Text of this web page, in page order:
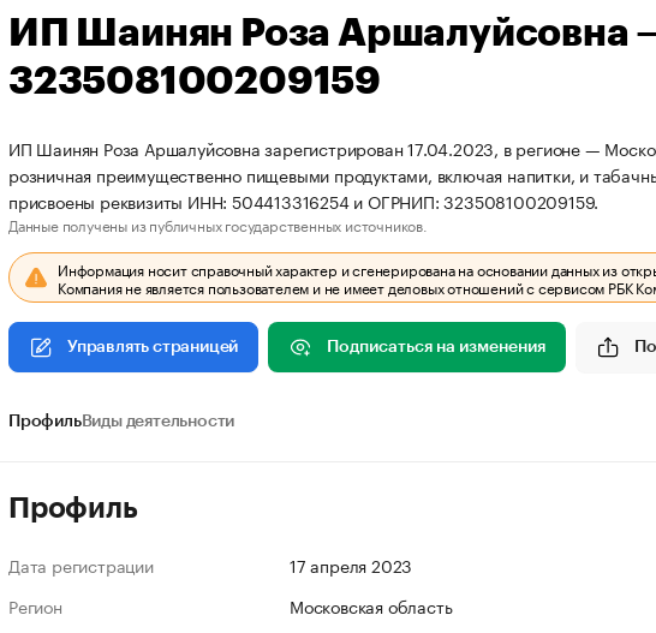
ИП Шаинян Роза
323508100209159
ИП Шаинян Роза Аршалуйсовна зарегистрирован 17.04.2023, в регионе —
розничная преимущественно пищевыми продуктами, включая напитки, и
присвоены реквизиты ИНН: 504413316254 и ОГРНИП: 323508100209159.
Данные получены из публичных государственных источников.
Информация носит справочный характер и сгенерирована на основании данных из
Компания не является пользователем и не имеет деловых отношений с сервисом РБК
Управлять страницей Подписаться на изменения
ПрофильВиды деятельности
Профиль
Дата регистрации
17 апреля 2023
Регион
Московская область